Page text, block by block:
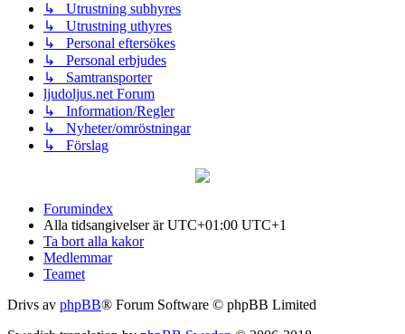
↳ Utrustning subhyres
↳ Utrustning uthyres
↳ Personal eftersökes
↳ Personal erbjudes
↳ Samtransporter
ljudoljus.net Forum
↳ Information/Regler
↳ Nyheter/omröstningar
↳ Förslag
Forumindex
Alla tidsangivelser är UTC+01:00 UTC+1
Ta bort alla kakor
Medlemmar
Teamet
Drivs av phpBB® Forum Software © phpBB Limited